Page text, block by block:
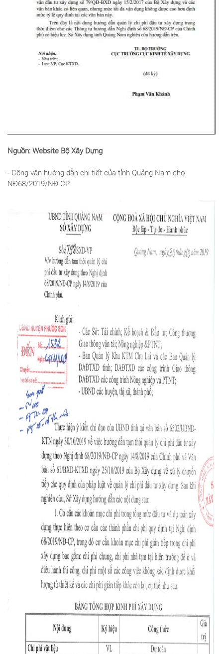
Nguồn: Website Bộ Xây Dựng
- Công văn hướng dẫn chi tiết của tỉnh Quảng Nam cho
NĐ68/2019/NĐ-CP